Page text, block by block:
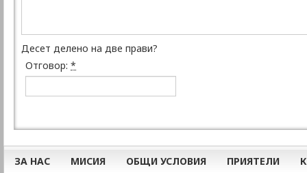
Десет делено на две прави?
Отговор: *
ЗА НАС МИСИЯ ОБЩИ УСЛОВИЯ ПРИЯТЕЛИ